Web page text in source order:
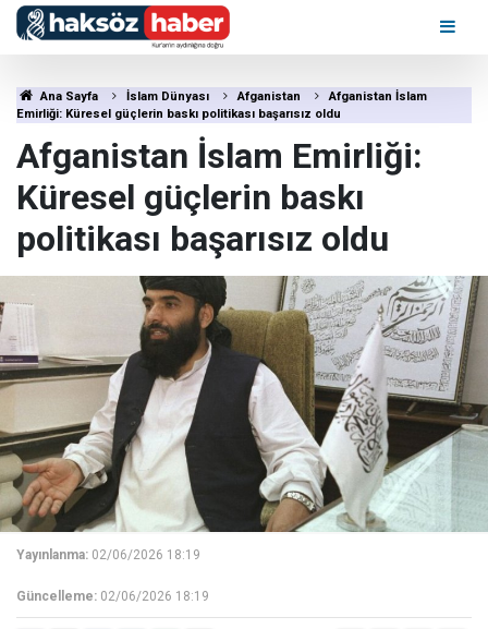
Ana Sayfa İslam Dünyası Afganistan
Afganistan İslam
Emirliği: Küresel güçlerin baskı politikası başarısız oldu
Afganistan İslam Emirliği:
Küresel güçlerin baskı
politikası başarısız oldu
Yayınlanma: 02/06/2026 18:19
Güncelleme: 02/06/2026 18:19